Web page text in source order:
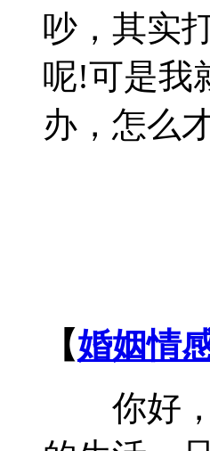
吵，其实
呢!可是我
办，怎么
【婚姻情
你好，